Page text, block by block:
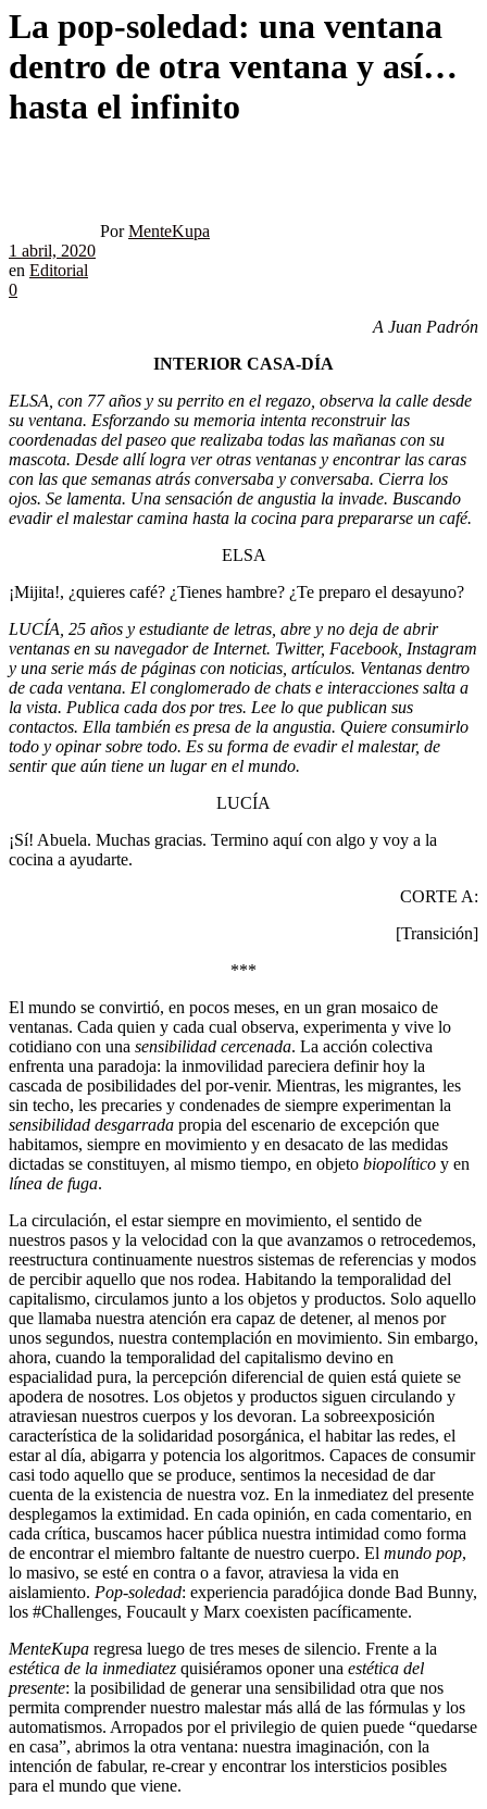
La pop-soledad: una ventana
dentro de otra ventana y así…
hasta el infinito
Por MenteKupa
1 abril, 2020
en Editorial
0
A Juan Padrón
INTERIOR CASA-DÍA
ELSA, con 77 años y su perrito en el regazo, observa la calle desde
su ventana. Esforzando su memoria intenta reconstruir las
coordenadas del paseo que realizaba todas las mañanas con su
mascota. Desde allí logra ver otras ventanas y encontrar las caras
con las que semanas atrás conversaba y conversaba. Cierra los
ojos. Se lamenta. Una sensación de angustia la invade. Buscando
evadir el malestar camina hasta la cocina para prepararse un café.
ELSA
¡Mijita!, ¿quieres café? ¿Tienes hambre? ¿Te preparo el desayuno?
LUCÍA, 25 años y estudiante de letras, abre y no deja de abrir
ventanas en su navegador de Internet. Twitter, Facebook, Instagram
y una serie más de páginas con noticias, artículos. Ventanas dentro
de cada ventana. El conglomerado de chats e interacciones salta a
la vista. Publica cada dos por tres. Lee lo que publican sus
contactos. Ella también es presa de la angustia. Quiere consumirlo
todo y opinar sobre todo. Es su forma de evadir el malestar, de
sentir que aún tiene un lugar en el mundo.
LUCÍA
¡Sí! Abuela. Muchas gracias. Termino aquí con algo y voy a la
cocina a ayudarte.
CORTE A:
[Transición]
***
El mundo se convirtió, en pocos meses, en un gran mosaico de
ventanas. Cada quien y cada cual observa, experimenta y vive lo
cotidiano con una sensibilidad cercenada. La acción colectiva
enfrenta una paradoja: la inmovilidad pareciera definir hoy la
cascada de posibilidades del por-venir. Mientras, les migrantes, les
sin techo, les precaries y condenades de siempre experimentan la
sensibilidad desgarrada propia del escenario de excepción que
habitamos, siempre en movimiento y en desacato de las medidas
dictadas se constituyen, al mismo tiempo, en objeto biopolítico y en
línea de fuga.
La circulación, el estar siempre en movimiento, el sentido de
nuestros pasos y la velocidad con la que avanzamos o retrocedemos,
reestructura continuamente nuestros sistemas de referencias y modos
de percibir aquello que nos rodea. Habitando la temporalidad del
capitalismo, circulamos junto a los objetos y productos. Solo aquello
que llamaba nuestra atención era capaz de detener, al menos por
unos segundos, nuestra contemplación en movimiento. Sin embargo,
ahora, cuando la temporalidad del capitalismo devino en
espacialidad pura, la percepción diferencial de quien está quiete se
apodera de nosotres. Los objetos y productos siguen circulando y
atraviesan nuestros cuerpos y los devoran. La sobreexposición
característica de la solidaridad posorgánica, el habitar las redes, el
estar al día, abigarra y potencia los algoritmos. Capaces de consumir
casi todo aquello que se produce, sentimos la necesidad de dar
cuenta de la existencia de nuestra voz. En la inmediatez del presente
desplegamos la extimidad. En cada opinión, en cada comentario, en
cada crítica, buscamos hacer pública nuestra intimidad como forma
de encontrar el miembro faltante de nuestro cuerpo. El mundo pop,
lo masivo, se esté en contra o a favor, atraviesa la vida en
aislamiento. Pop-soledad: experiencia paradójica donde Bad Bunny,
los #Challenges, Foucault y Marx coexisten pacíficamente.
MenteKupa regresa luego de tres meses de silencio. Frente a la
estética de la inmediatez quisiéramos oponer una estética del
presente: la posibilidad de generar una sensibilidad otra que nos
permita comprender nuestro malestar más allá de las fórmulas y los
automatismos. Arropados por el privilegio de quien puede “quedarse
en casa”, abrimos la otra ventana: nuestra imaginación, con la
intención de fabular, re-crear y encontrar los intersticios posibles
para el mundo que viene.